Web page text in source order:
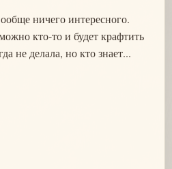
ничего интересного.
кто-то и будет крафтить
не делала, но кто знает...